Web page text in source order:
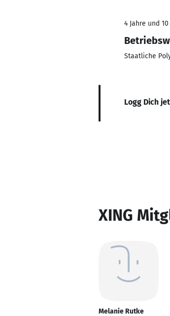
4 Jahre und
Staatliche
Logg Dich
XING
Melanie Rutke